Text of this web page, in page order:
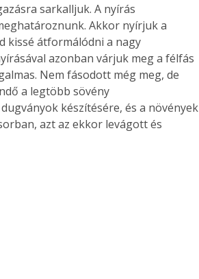
sarkalljuk. A nyírás
Akkor nyírjuk a
kissé átformálódni a nagy
azonban várjuk meg a félfás
Nem fásodott még meg, de
a legtöbb sövény
készítésére, és a növények
azt az ekkor levágott és